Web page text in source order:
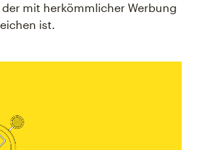
mit herkömmlicher Werbung
ist.